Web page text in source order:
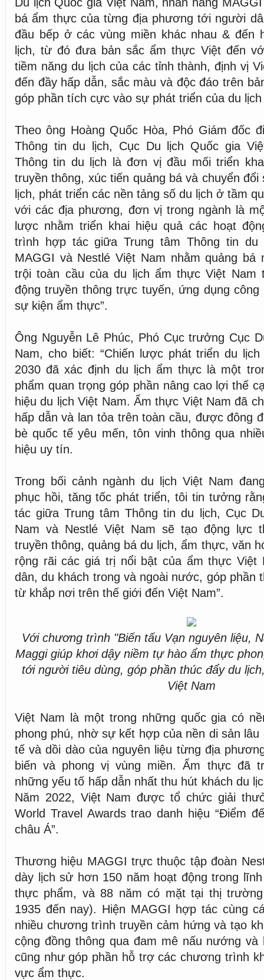
bá ẩm thực của từng địa phương tới người
đầu bếp ở các vùng miền khác nhau & đến
lịch, từ đó đưa bản sắc ẩm thực Việt đến
tiềm năng du lịch của các tỉnh thành, định vị
đến đầy hấp dẫn, sắc màu và độc đáo trên
góp phần tích cực vào sự phát triển của du
Theo ông Hoàng Quốc Hòa, Phó Giám đốc
Thông tin du lịch, Cục Du lịch Quốc gia
Thông tin du lịch là đơn vị đầu mối triển
truyền thông, xúc tiến quảng bá và chuyển
lịch, phát triển các nền tảng số du lịch ở tầm
với các địa phương, đơn vị trong ngành là
lược nhằm triển khai hiệu quả các hoạt
trình hợp tác giữa Trung tâm Thông tin du
MAGGI và Nestlé Việt Nam nhằm quảng bá
trội toàn cầu của du lịch ẩm thực Việt Nam
động truyền thông trực tuyến, ứng dụng
sự kiện ẩm thực”.
Ông Nguyễn Lê Phúc, Phó Cục trưởng Cục
Nam, cho biết: “Chiến lược phát triển du
2030 đã xác định du lịch ẩm thực là một
phẩm quan trọng góp phần nâng cao lợi thế
hiệu du lịch Việt Nam. Ẩm thực Việt Nam đã
hấp dẫn và lan tỏa trên toàn cầu, được đông
bè quốc tế yêu mến, tôn vinh thông qua
hiệu uy tín.
Trong bối cảnh ngành du lịch Việt Nam
phục hồi, tăng tốc phát triển, tôi tin tưởng
tác giữa Trung tâm Thông tin du lịch, Cục
Nam và Nestlé Việt Nam sẽ tạo động lực
truyền thông, quảng bá du lịch, ẩm thực, văn
rộng rãi các giá trị nổi bật của ẩm thực Việt
dân, du khách trong và ngoài nước, góp phần
từ khắp nơi trên thế giới đến Việt Nam”.
Với chương trình "Biến tấu Vạn nguyên liệu,
Maggi giúp khơi dậy niềm tự hào ẩm thực
tới người tiêu dùng, góp phần thúc đẩy du
Việt Nam
Việt Nam là một trong những quốc gia có
phong phú, nhờ sự kết hợp của nền di sản
tế và dồi dào của nguyên liệu từng địa
biến và phong vị vùng miền. Ẩm thực đã
những yếu tố hấp dẫn nhất thu hút khách du
Năm 2022, Việt Nam được tổ chức giải
World Travel Awards trao danh hiệu “Điểm
châu Á”.
Thương hiệu MAGGI trực thuộc tập đoàn
dày lịch sử hơn 150 năm hoạt động trong
thực phẩm, và 88 năm có mặt tại thị
1935 đến nay). Hiện MAGGI hợp tác cùng
nhiều chương trình truyền cảm hứng và tạo
cộng đồng thông qua đam mê nấu nướng và
cũng như góp phần hỗ trợ các chương trình
vực ẩm thực.